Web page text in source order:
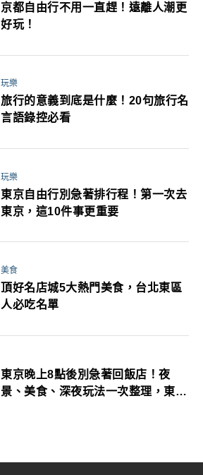
京都自由行不用一直趕！遠離人潮更
好玩！
玩樂
旅行的意義到底是什麼！20句旅行名
言語錄控必看
玩樂
東京自由行別急著排行程！第一次去
東京，這10件事更重要
美食
頂好名店城5大熱門美食，台北東區
人必吃名單
東京晚上8點後別急著回飯店！夜
景、美食、深夜玩法一次整理，東京